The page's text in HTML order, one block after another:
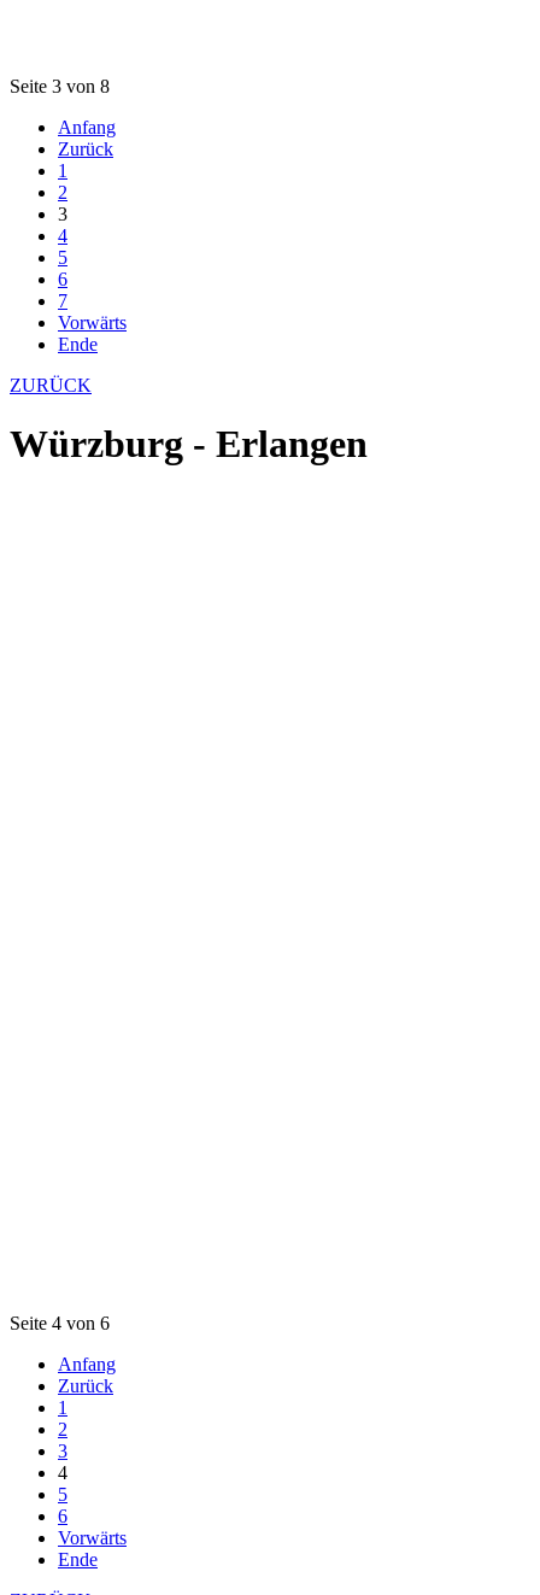
Seite 3 von 8
Anfang
Zurück
1
2
3
4
5
6
7
Vorwärts
Ende
ZURÜCK
Würzburg - Erlangen
Seite 4 von 6
Anfang
Zurück
1
2
3
4
5
6
Vorwärts
Ende